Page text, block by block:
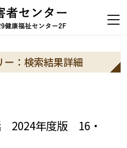
ー：検索結果詳細
2024年度版 16・